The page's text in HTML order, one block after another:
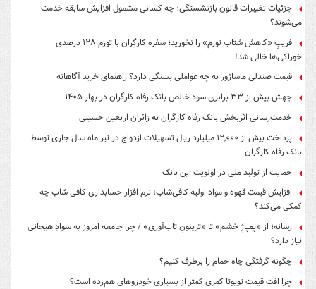
جزئیات تغییرات قانون بازنشستگی؛ چه کسانی مشمول افزایش سابقه خدمت
می‌شوند؟
فریبِ «کاهش شتاب تورم» را نخورید؛ سفره کارگران با تورم ۱۲۸ درصدی
خوراکی‌ها خالی شد!
قیمت صندلی ماساژور به چه عواملی بستگی دارد؟ راهنمای خرید آگاهانه
جهش بیش از ۳۳ برابری سود خالص بانک رفاه کارگران در بهار ۱۴۰۵
خدمت‌رسانی اثربخش بانک رفاه کارگران به زائران اربعین حسینی
پرداخت بیش از ۱۲,۰۰۰ میلیارد ریال تسهیلات ازدواج در تیر ماه سال جاری توسط
بانک رفاه کارگران
حمایت از تولید ملی در اولویت این بانک
افزایش قیمت قهوه و مواد اولیه کافی‌شاپ؛ نرم افزار حسابداری کافی شاپ چه
کمکی می‌کند؟
رسانه؛ از «پمپاژِ خشم» تا «تریبونِ تاب‌آوری» / چرا جامعه امروز به سوادِ هیجانی
نیاز دارد؟
چگونه گرفتگی چاه حمام را برطرف کنیم؟
چرا افت قیمت تویوتا کمری کمتر از بسیاری خودروهای هم‌رده است؟